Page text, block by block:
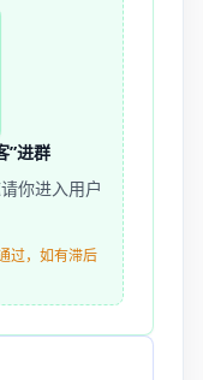
”进群
你进入用户
过，如有滞后